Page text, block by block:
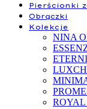
Pierścionki
Obrączki
Kolekcje
NINA